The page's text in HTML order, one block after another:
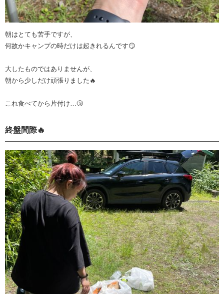
朝はとても苦手ですが、
何故かキャンプの時だけは起きれるんです😏
大したものではありませんが、
朝から少しだけ頑張りました🔥
これ食べてから片付け…🤧
終盤間際🔥